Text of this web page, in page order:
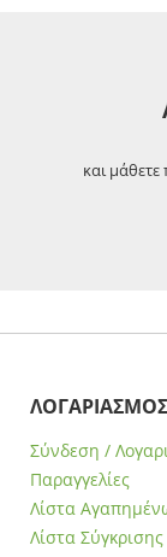
και
ΛΟΓΑΡΙΑΣΜΟΣ
Σύνδεση /
Παραγγελίες
Λίστα
Λίστα Σύγκρισης